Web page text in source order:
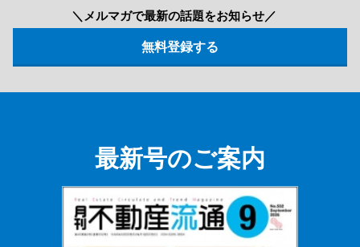
＼メルマガで最新の話題をお知らせ／
最新号のご案内